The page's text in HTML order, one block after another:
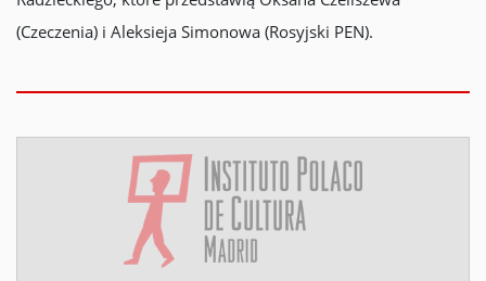
(Czeczenia) i Aleksieja Simonowa (Rosyjski PEN).